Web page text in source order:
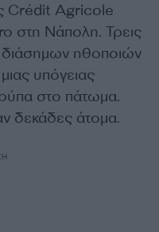
Crédit Agricole
στη Νάπολη. Τρεις
ηθοποιών
υπόγειας
στο πάτωμα.
δεκάδες άτομα.